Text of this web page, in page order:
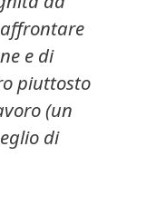
e di
piuttosto
(un
di